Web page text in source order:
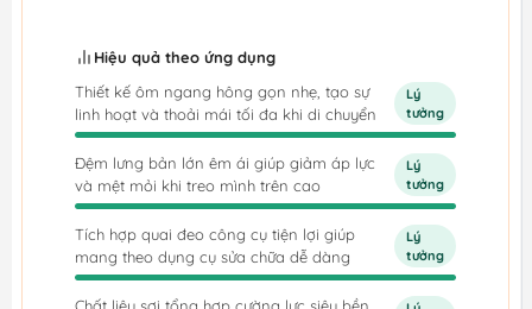
Hiệu quả theo ứng dụng
Thiết kế ôm ngang hông gọn nhẹ, tạo sự
linh hoạt và thoải mái tối đa khi di chuyển
Lý
tưởng
Đệm lưng bản lớn êm ái giúp giảm áp lực
và mệt mỏi khi treo mình trên cao
Lý
tưởng
Tích hợp quai đeo công cụ tiện lợi giúp
mang theo dụng cụ sửa chữa dễ dàng
Lý
tưởng
Chất liệu sợi tổng hợp cường lực siêu bền,